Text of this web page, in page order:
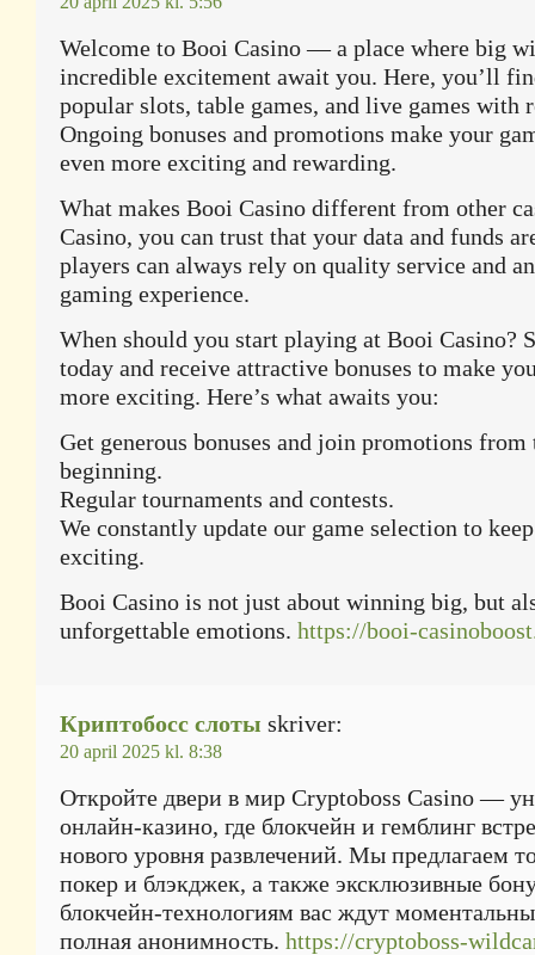
Welcome to Booi Casino — a place where big
incredible excitement await you. Here, you’ll
popular slots, table games, and live games with
Ongoing bonuses and promotions make your
even more exciting and rewarding.
What makes Booi Casino different from other
Casino, you can trust that your data and funds
players can always rely on quality service and
gaming experience.
When should you start playing at Booi Casino?
today and receive attractive bonuses to make
more exciting. Here’s what awaits you:
Get generous bonuses and join promotions from
beginning.
Regular tournaments and contests.
We constantly update our game selection to
exciting.
Booi Casino is not just about winning big, but
unforgettable emotions. https://booi-
Криптобосс слоты skriver:
20 april 2025 kl. 8:38
Откройте двери в мир Cryptoboss Casino —
онлайн-казино, где блокчейн и гемблинг
нового уровня развлечений. Мы предлагаем
покер и блэкджек, а также эксклюзивные
блокчейн-технологиям вас ждут
полная анонимность. https://cryptoboss-